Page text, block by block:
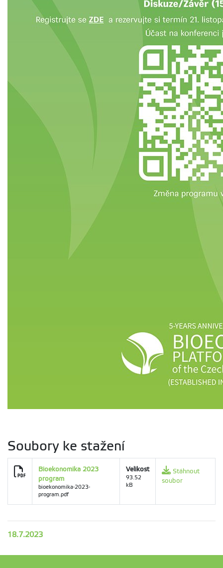
Soubory ke stažení
Bioekonomika 2023
program
bioekonomika-2023-
program.pdf
Velikost
93.52
kB
Stáhnout
soubor
18.7.2023